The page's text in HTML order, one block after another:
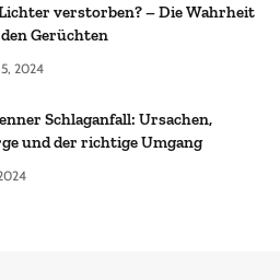
verstorben? – Die Wahrheit
Gerüchten
2024
Schlaganfall: Ursachen,
und der richtige Umgang